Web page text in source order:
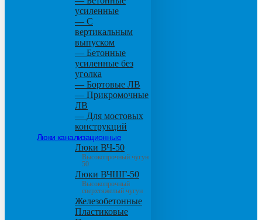
усиленные
— С
вертикальным
выпуском
— Бетонные
усиленные без
уголка
— Бортовые ЛВ
— Прикромочные
ЛВ
— Для мостовых
конструкций
Люки канализационные
Люки ВЧ-50
Высокопрочный чугун
50
Люки ВЧШГ-50
Высокопрочный
сверхтяжелый чугун
Железобетонные
Пластиковые